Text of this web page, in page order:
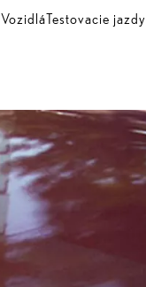
VozidláTestovacie jazdy